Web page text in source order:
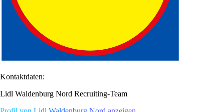
Kontaktdaten:
Lidl Waldenburg Nord Recruiting-Team